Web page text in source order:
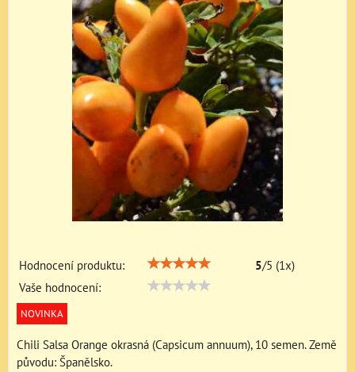
Hodnocení produktu: 5/5 (1x)
Vaše hodnocení:
NOVINKA
Chili Salsa Orange okrasná (Capsicum annuum), 10 semen. Země
původu: Španělsko.